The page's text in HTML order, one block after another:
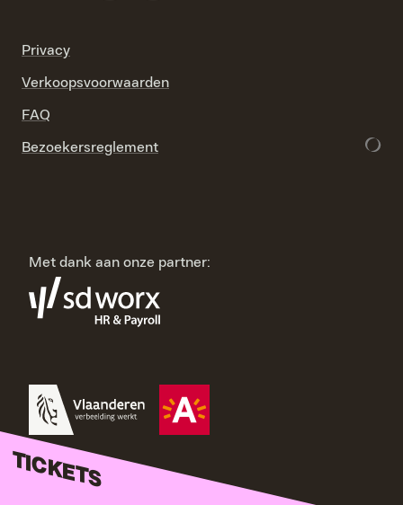
Privacy
Verkoopsvoorwaarden
FAQ
Bezoekersreglement
Met dank aan onze partner:
TICKETS